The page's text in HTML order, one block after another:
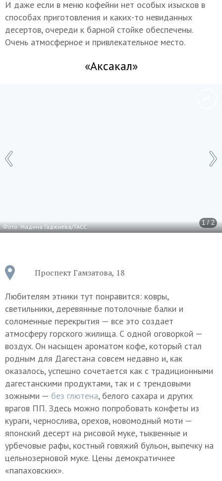
И даже если в меню кофейни нет особых изысков в
способах приготовления и каких-то невиданных
десертов, очереди к барной стойке обеспечены.
Очень атмосферное и привлекательное место.
«Аксакал»
1 / 2
Фото: Мадина Гаджиева/ТАСС
Проспект Гамзатова, 18
Любителям этники тут понравится: ковры,
светильники, деревянные потолочные балки и
соломенные перекрытия — все это создает
атмосферу горского жилища. С одной оговоркой —
воздух. Он насыщен ароматом кофе, который стал
родным для Дагестана совсем недавно и, как
оказалось, успешно сочетается как с традиционными
дагестанскими продуктами, так и с трендовыми
зожными — без глютена, белого сахара и других
врагов ПП. Здесь можно попробовать конфеты из
кураги, чернослива, орехов, новомодный моти —
японский десерт на рисовой муке, тыквенные и
урбечовые рафы, костный говяжий бульон, выпечку на
цельнозерновой муке. Цены демократичнее
«папаховских».